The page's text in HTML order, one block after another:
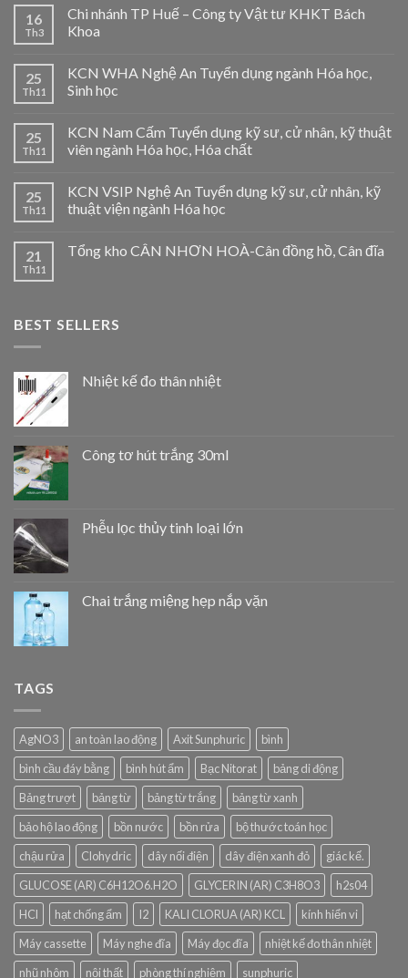
16
Th3
Chi nhánh TP Huế – Công ty Vật tư KHKT Bách
Khoa
25
Th11
KCN WHA Nghệ An Tuyển dụng ngành Hóa học,
Sinh học
25
Th11
KCN Nam Cấm Tuyển dụng kỹ sư, cử nhân, kỹ thuật
viên ngành Hóa học, Hóa chất
25
Th11
KCN VSIP Nghệ An Tuyển dụng kỹ sư, cử nhân, kỹ
thuật viện ngành Hóa học
21
Th11
Tổng kho CÂN NHƠN HOÀ-Cân đồng hồ, Cân đĩa
BEST SELLERS
Nhiệt kế đo thân nhiệt
Công tơ hút trắng 30ml
Phễu lọc thủy tinh loại lớn
Chai trắng miệng hẹp nắp vặn
TAGS
AgNO3 an toàn lao động Axit Sunphuric
bình
bình cầu đáy bằng
bình hút ẩm Bạc Nitorat
bảng di động
Bảng trượt
bảng từ bảng từ trắng
bảng từ xanh
bảo hộ lao động
bồn nước bồn rửa
bộ thước toán học
chậu rửa
Clohydric dây nối điện dây điện xanh đỏ
giác kế.
GLUCOSE (AR) C6H12O6.H2O
GLYCERIN (AR) C3H8O3
h2s04
HCl
hạt chống ẩm I2 KALI CLORUA (AR) KCL
kính hiển vi
Máy cassette
Máy nghe đĩa Máy đọc đĩa
nhiệt kế đo thân nhiệt
nhũ nhôm
nội thất phòng thí nghiệm sunphuric